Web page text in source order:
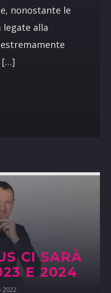
nonostante le
alla
[…]
CI SARÀ
E 2024
2022